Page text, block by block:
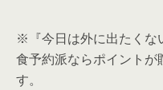
※『今日は外に出たくな
食予約派ならポイント
す。